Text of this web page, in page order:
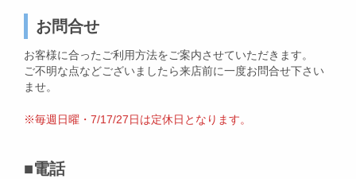
お問合せ
お客様に合ったご利用方法をご案内させていただきます。
ご不明な点などございましたら来店前に一度お問合せ下さい
ませ。
※毎週日曜・7/17/27日は定休日となります。
■電話